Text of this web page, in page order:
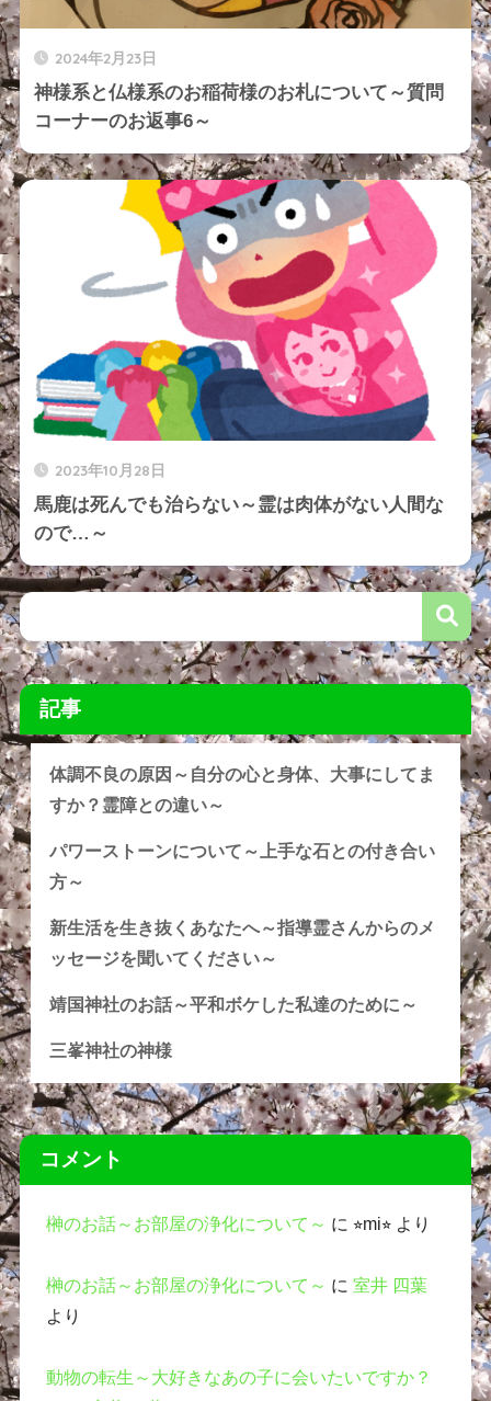
2024年2月23日
神様系と仏様系のお稲荷様のお札について～質問
コーナーのお返事6～
2023年10月28日
馬鹿は死んでも治らない～霊は肉体がない人間な
ので…～
記事
体調不良の原因～自分の心と身体、大事にしてま
すか？霊障との違い～
パワーストーンについて～上手な石との付き合い
方～
新生活を生き抜くあなたへ～指導霊さんからのメ
ッセージを聞いてください～
靖国神社のお話～平和ボケした私達のために～
三峯神社の神様
コメント
榊のお話～お部屋の浄化について～ に ⭐︎mi⭐︎より
榊のお話～お部屋の浄化について～ に 室井 四葉
より
動物の転生～大好きなあの子に会いたいですか？